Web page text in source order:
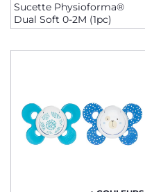
Sucette Physioforma®
Dual Soft 0-2M (1pc)